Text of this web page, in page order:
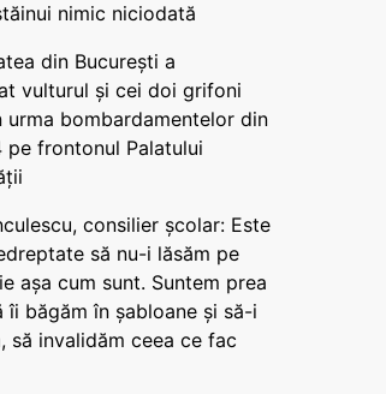
nimic niciodată
din București a
vulturul și cei doi grifoni
urma bombardamentelor din
pe frontonul Palatului
consilier școlar: Este
să nu-i lăsăm pe
așa cum sunt. Suntem prea
îi băgăm în șabloane și să-i
să invalidăm ceea ce fac